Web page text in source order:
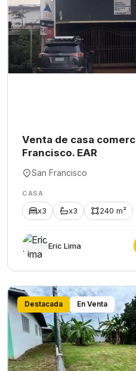
Venta de casa
Francisco. EAR
San Francisco
CASA
x3 x3 240 m²
Eric Lima
Destacada En Venta